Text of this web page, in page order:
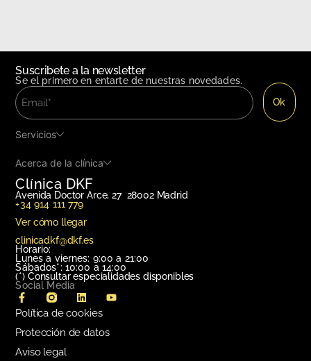
Clínica DKF
Avenida Doctor Arce, 27 28002 Madrid
+34 914 111 779
Ver cómo llegar
clinicadkf@dkf.es
Horario:
Lunes a viernes: 9:00 a 21:00
Sábados*: 10:00 a 14:00
(*) Consultar especialidades disponibles
Social Media
Suscribete a la newsletter
Se el primero en entarte de nuestras novedades.
Servicios
Acerca de la clínica
Política de cookies
Protección de datos
Aviso legal